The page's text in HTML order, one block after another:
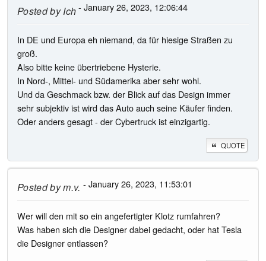
Posted byIch- January 26, 2023, 12:06:44
In DE und Europa eh niemand, da für hiesige Straßen zu
groß.
Also bitte keine übertriebene Hysterie.
In Nord-, Mittel- und Südamerika aber sehr wohl.
Und da Geschmack bzw. der Blick auf das Design immer
sehr subjektiv ist wird das Auto auch seine Käufer finden.
Oder anders gesagt - der Cybertruck ist einzigartig.
QUOTE
Posted bym.v. - January 26, 2023, 11:53:01
Wer will den mit so ein angefertigter Klotz rumfahren?
Was haben sich die Designer dabei gedacht, oder hat Tesla
die Designer entlassen?